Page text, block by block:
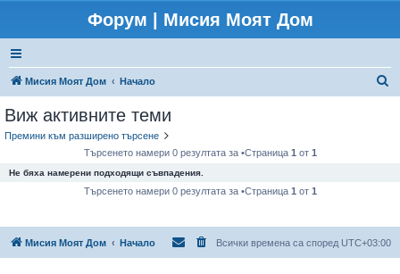
Форум | Мисия Моят Дом
Мисия Моят Дом Начало
Виж активните теми
Премини към разширено търсене
Търсенето намери 0 резултата за •Страница 1 от 1
Не бяха намерени подходящи съвпадения.
Търсенето намери 0 резултата за •Страница 1 от 1
Мисия Моят Дом Начало Всички времена са според UTC+03:00